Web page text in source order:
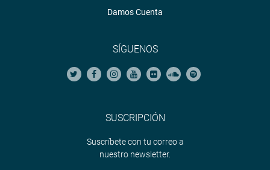
Damos Cuenta
SÍGUENOS
SUSCRIPCIÓN
Suscríbete con tu correo a
nuestro newsletter.